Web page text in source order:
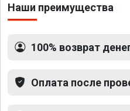
Наши преимущества
100% возврат
Оплата после